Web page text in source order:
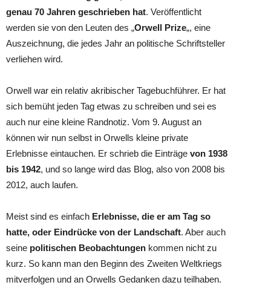
genau 70 Jahren geschrieben hat. Veröffentlicht
werden sie von den Leuten des „Orwell Prize„, eine
Auszeichnung, die jedes Jahr an politische Schriftsteller
verliehen wird.
Orwell war ein relativ akribischer Tagebuchführer. Er hat
sich bemüht jeden Tag etwas zu schreiben und sei es
auch nur eine kleine Randnotiz. Vom 9. August an
können wir nun selbst in Orwells kleine private
Erlebnisse eintauchen. Er schrieb die Einträge von 1938
bis 1942, und so lange wird das Blog, also von 2008 bis
2012, auch laufen.
Meist sind es einfach Erlebnisse, die er am Tag so
hatte, oder Eindrücke von der Landschaft. Aber auch
seine politischen Beobachtungen kommen nicht zu
kurz. So kann man den Beginn des Zweiten Weltkriegs
mitverfolgen und an Orwells Gedanken dazu teilhaben.